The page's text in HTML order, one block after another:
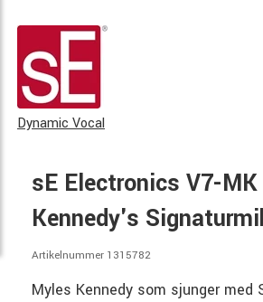
Dynamic Vocal
sE Electronics V7-
Kennedy's
Artikelnummer 1315782
Myles Kennedy som sjunger med